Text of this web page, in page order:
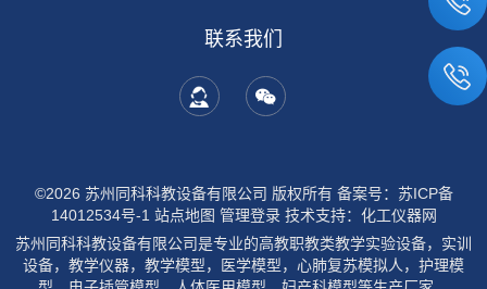
联系我们
©2026 苏州同科科教设备有限公司 版权所有 备案号：苏ICP备
14012534号-1 站点地图 管理登录技术支持： 化工仪器网
苏州同科科教设备有限公司是专业的高教职教类教学实验设备，实训
设备，教学仪器，教学模型，医学模型，心肺复苏模拟人，护理模